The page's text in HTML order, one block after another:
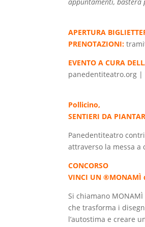
APERTURA
PRENOTAZIONI:
EVENTO A CURA
panedentiteatro.org |
Pollicino,
SENTIERI DA
Panedentiteatro
attraverso la messa
CONCORSO
VINCI UN ®MONAMÌ
Si chiamano
che trasforma i
l’autostima e creare